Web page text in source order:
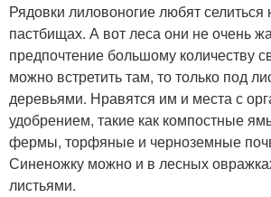
Рядовки лиловоногие любят селиться
пастбищах. А вот леса они не очень
предпочтение большому количеству
можно встретить там, то только под
деревьями. Нравятся им и места с
удобрением, такие как компостные
фермы, торфяные и черноземные
Синеножку можно и в лесных
листьями.